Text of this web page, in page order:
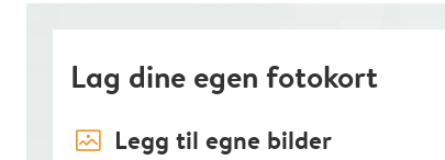
Lag dine egen fotokort
image_placeholder Legg til egne bilder